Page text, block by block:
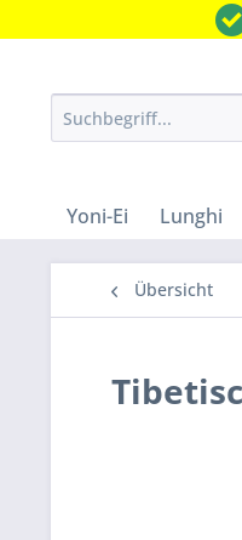
Yoni-Ei Lunghi
Übersicht